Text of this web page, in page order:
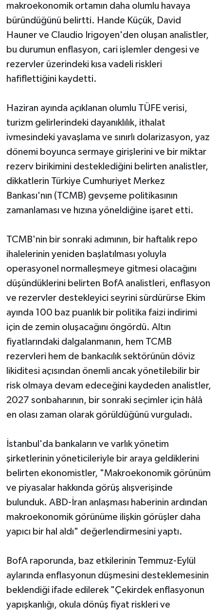
makroekonomik ortamın daha olumlu havaya
büründüğünü belirtti. Hande Küçük, David
Hauner ve Claudio Irigoyen'den oluşan analistler,
bu durumun enflasyon, cari işlemler dengesi ve
rezervler üzerindeki kısa vadeli riskleri
hafiflettiğini kaydetti.
Haziran ayında açıklanan olumlu TÜFE verisi,
turizm gelirlerindeki dayanıklılık, ithalat
ivmesindeki yavaşlama ve sınırlı dolarizasyon, yaz
dönemi boyunca sermaye girişlerini ve bir miktar
rezerv birikimini desteklediğini belirten analistler,
dikkatlerin Türkiye Cumhuriyet Merkez
Bankası'nın (TCMB) gevşeme politikasının
zamanlaması ve hızına yöneldiğine işaret etti.
TCMB'nin bir sonraki adımının, bir haftalık repo
ihalelerinin yeniden başlatılması yoluyla
operasyonel normalleşmeye gitmesi olacağını
düşündüklerini belirten BofA analistleri, enflasyon
ve rezervler destekleyici seyrini sürdürürse Ekim
ayında 100 baz puanlık bir politika faizi indirimi
için de zemin oluşacağını öngördü. Altın
fiyatlarındaki dalgalanmanın, hem TCMB
rezervleri hem de bankacılık sektörünün döviz
likiditesi açısından önemli ancak yönetilebilir bir
risk olmaya devam edeceğini kaydeden analistler,
2027 sonbaharının, bir sonraki seçimler için hâlâ
en olası zaman olarak görüldüğünü vurguladı.
İstanbul'da bankaların ve varlık yönetim
şirketlerinin yöneticileriyle bir araya geldiklerini
belirten ekonomistler, "Makroekonomik görünüm
ve piyasalar hakkında görüş alışverişinde
bulunduk. ABD-İran anlaşması haberinin ardından
makroekonomik görünüme ilişkin görüşler daha
yapıcı bir hal aldı" değerlendirmesini yaptı.
BofA raporunda, baz etkilerinin Temmuz-Eylül
aylarında enflasyonun düşmesini desteklemesinin
beklendiği ifade edilerek "Çekirdek enflasyonun
yapışkanlığı, okula dönüş fiyat riskleri ve